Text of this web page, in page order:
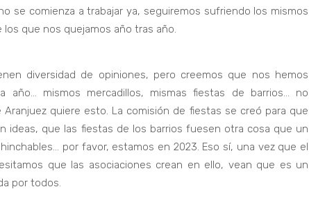
se comienza a trabajar ya, seguiremos sufriendo los mismos
que nos quejamos año tras año.
diversidad de opiniones, pero creemos que nos hemos
año… mismos mercadillos, mismas fiestas de barrios… no
quiere esto. La comisión de fiestas se creó para que
ideas, que las fiestas de los barrios fuesen otra cosa que un
por favor, estamos en 2023. Eso sí, una vez que el
que las asociaciones crean en ello, vean que es un
por todos.